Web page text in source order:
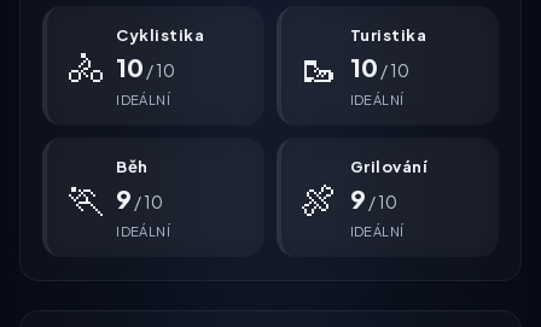
🚴
Cyklistika
10 / 10
IDEÁLNÍ
🥾
Turistika
10 / 10
IDEÁLNÍ
🏃
Běh
9 / 10
IDEÁLNÍ
🍖
Grilování
9 / 10
IDEÁLNÍ